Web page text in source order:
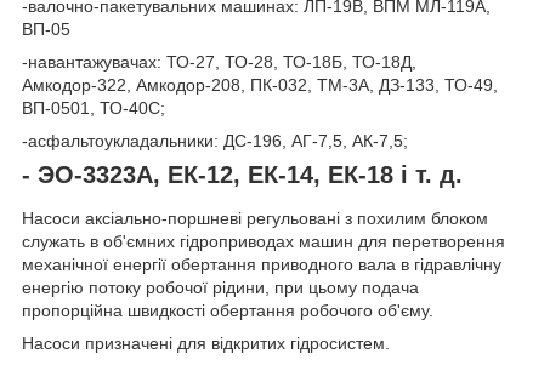
-валочно-пакетувальних машинах: ЛП-19В, ВПМ МЛ-119А,
ВП-05
-навантажувачах: ТО-27, ТО-28, ТО-18Б, ТО-18Д,
Амкодор-322, Амкодор-208, ПК-032, ТМ-3А, ДЗ-133, ТО-49,
ВП-0501, ТО-40С;
-асфальтоукладальники: ДС-196, АГ-7,5, АК-7,5;
- ЭО-3323А, ЕК-12, ЕК-14, ЕК-18 і т. д.
Насоси аксіально-поршневі регульовані з похилим блоком
служать в об'ємних гідроприводах машин для перетворення
механічної енергії обертання приводного вала в гідравлічну
енергію потоку робочої рідини, при цьому подача
пропорційна швидкості обертання робочого об'єму.
Насоси призначені для відкритих гідросистем.